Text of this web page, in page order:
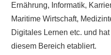
Ernährung, Informatik,
Maritime Wirtschaft,
Digitales Lernen etc. und
diesem Bereich etabliert.